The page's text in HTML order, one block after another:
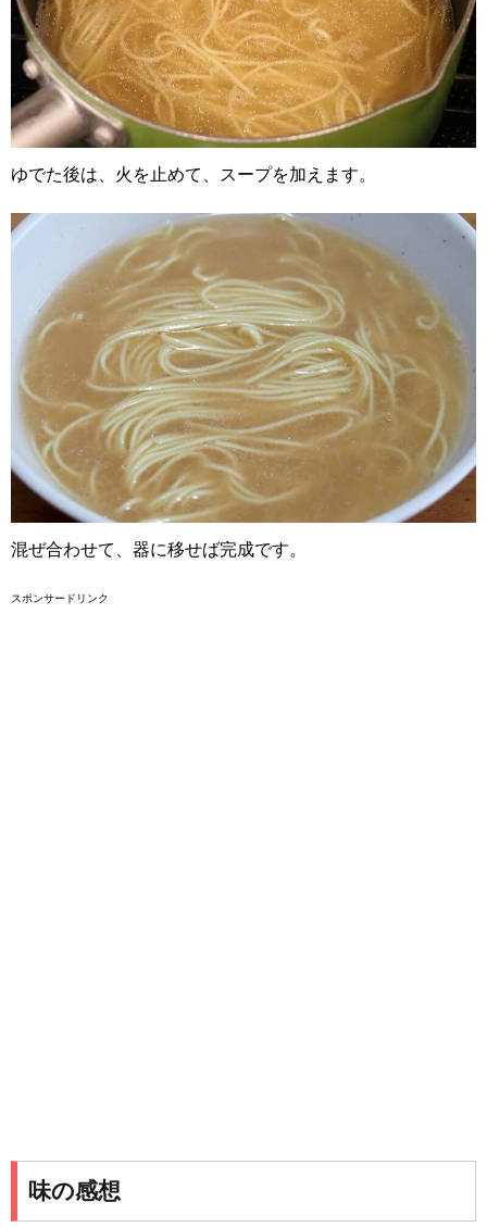
ゆでた後は、火を止めて、スープを加えます。
混ぜ合わせて、器に移せば完成です。
スポンサードリンク
味の感想